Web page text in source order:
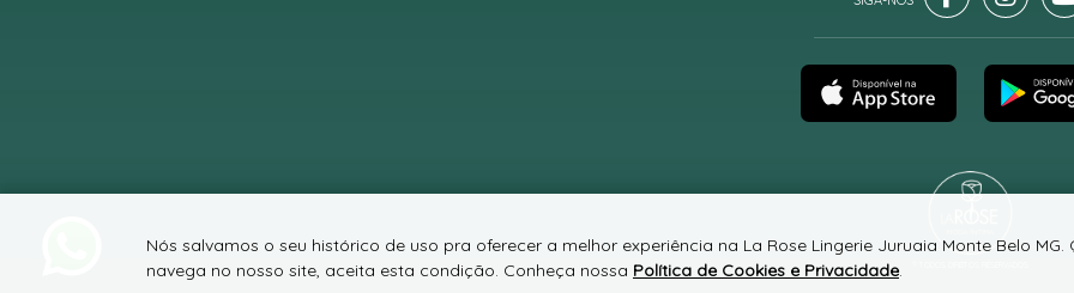
Nós salvamos o seu histórico de uso pra oferecer a melhor experiência na La Rose Lingerie Juruaia Monte Belo MG.
navega no nosso site, aceita esta condição. Conheça nossa Política de Cookies e Privacidade.